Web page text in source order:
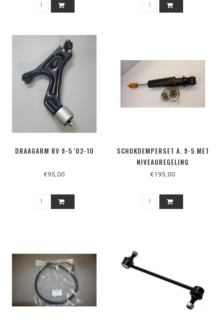
DRAAGARM RV 9-5 '02-10
€95,00
SCHOKDEMPERSET A. 9-5 MET
NIVEAUREGELING
€195,00